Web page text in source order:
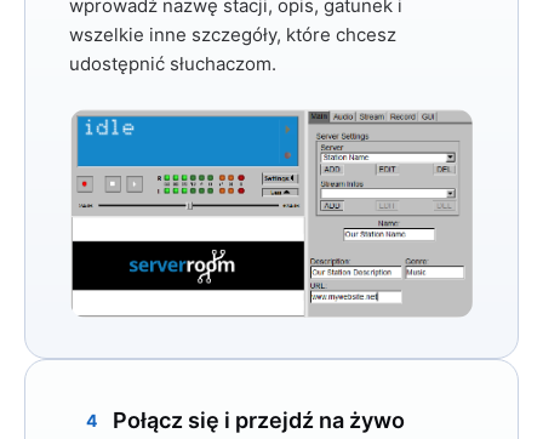
wprowadź nazwę stacji, opis, gatunek i
wszelkie inne szczegóły, które chcesz
udostępnić słuchaczom.
4 Połącz się i przejdź na żywo